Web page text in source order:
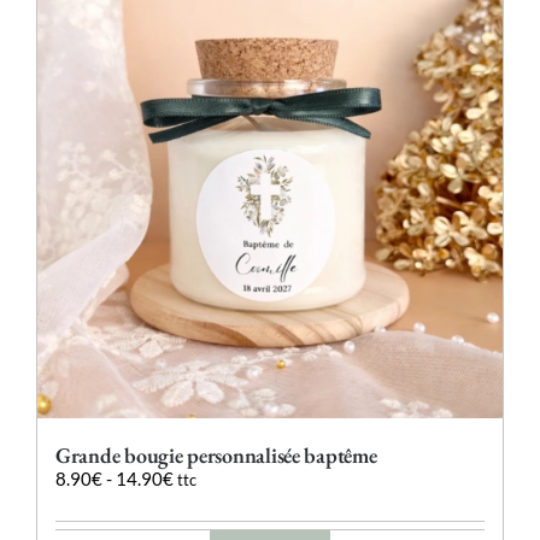
peuvent
être
choisies
sur
la
page
du
produit
Grande bougie personnalisée baptême
8.90€- 14.90€ ttc